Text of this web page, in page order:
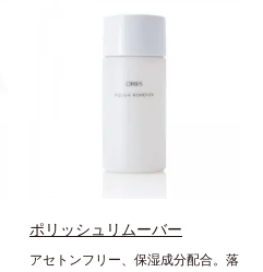
してアラを見せず、自然に肌悩みを
なテクスチャーのリキッドコンシー
ラーでのびがよく、凹凸のある目元
くすみに働きかける成分に2種のヒ
処方で、うるおうハリ肌へと整えま
ポリッシュリムーバー
アセトンフリー、保湿成分配合。落